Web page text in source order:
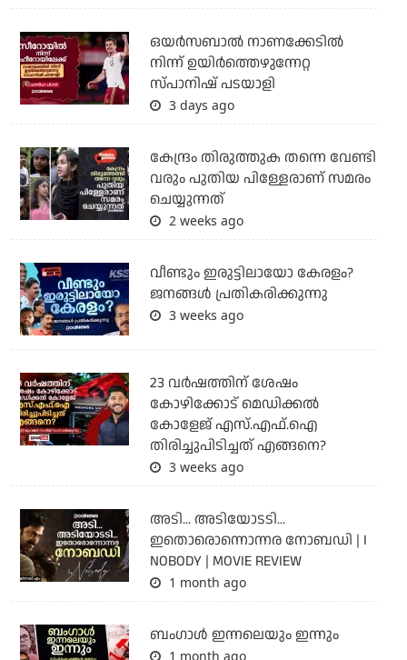
ഒയര്‍സബാൽ നാണക്കേടിൽ
നിന്ന് ഉയിർത്തെഴുന്നേറ്റ
സ്പാനിഷ് പടയാളി
3 days ago
കേന്ദ്രം തിരുത്തുക തന്നെ വേണ്ടി
വരും പുതിയ പിള്ളേരാണ് സമരം
ചെയ്യുന്നത്
2 weeks ago
വീണ്ടും ഇരുട്ടിലായോ കേരളം?
ജനങ്ങൾ പ്രതികരിക്കുന്നു
3 weeks ago
23 വർഷത്തിന് ശേഷം
കോഴിക്കോട് മെഡിക്കൽ
കോളേജ് എസ്.എഫ്.ഐ
തിരിച്ചുപിടിച്ചത് എങ്ങനെ?
3 weeks ago
അടി... അടിയോടടി...
ഇതൊരൊന്നൊന്നര നോബഡി | I
NOBODY | MOVIE REVIEW
1 month ago
ബംഗാള്‍ ഇന്നലെയും ഇന്നും
1 month ago